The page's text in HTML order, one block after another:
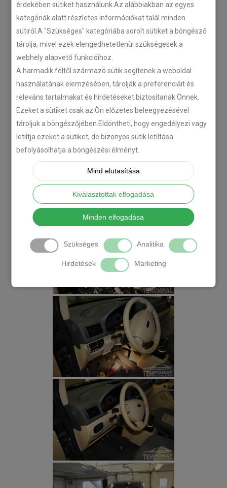
érdekében sütiket használunk.Az alábbiakban az egyes
kategóriák alatt részletes információkat talál minden
sütiről.A "Szükséges" kategóriába sorolt sütiket a böngésző
tárolja, mivel ezek elengedhetetlenül szükségesek a
webhely alapvető funkcióihoz.
A harmadik féltől származó sütik segítenek a weboldal
használatának elemzésében, tárolják a preferenciáit és
releváns tartalmakat és hirdetéseket biztosítanak Önnek.
Ezeket a sütiket csak az Ön előzetes beleegyezésével
tároljuk a böngészőjében.Eldöntheti, hogy engedélyezi vagy
letiltja ezeket a sütiket, de bizonyos sütik letiltása
befolyásolhatja a böngészési élményt.
Mind elutasítása
Kiválasztottak elfogadása
Minden elfogadása
Szükséges Analitika
Hirdetések Marketing